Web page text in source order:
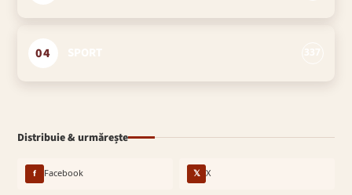
04
Distribuie & urmărește
f Facebook 𝕏 X